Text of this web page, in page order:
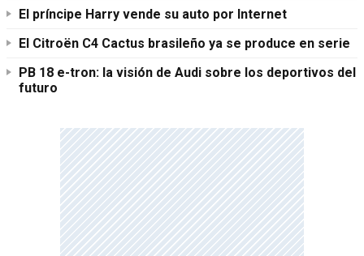
El príncipe Harry vende su auto por Internet
El Citroën C4 Cactus brasileño ya se produce en serie
PB 18 e-tron: la visión de Audi sobre los deportivos del
futuro